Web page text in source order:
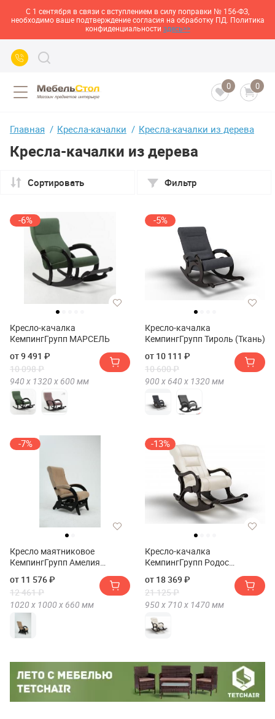
С 1 сентября в связи с вступлением в силу поправки № 156-ФЗ,
необходимо ваше подтверждение согласия на обработку ПД. Политика
конфиденциальности здесь>>
0 0
Главная Кресла-качалки Кресла-качалки из дерева
Кресла-качалки из дерева
Сортировать Фильтр
-6%
Кресло-качалка
КемпингГрупп МАРСЕЛЬ
от 9 491 ₽
10 098 ₽
940 х 1320 х 600 мм
-5%
Кресло-качалка
КемпингГрупп Тироль (Ткань)
от 10 111 ₽
10 600 ₽
900 х 640 х 1320 мм
-7%
Кресло маятниковое
КемпингГрупп Амелия
от 11 576 ₽
12 461 ₽
1020 х 1000 х 660 мм
-13%
Кресло-качалка
КемпингГрупп Родос
от 18 369 ₽
21 125 ₽
950 х 710 х 1470 мм